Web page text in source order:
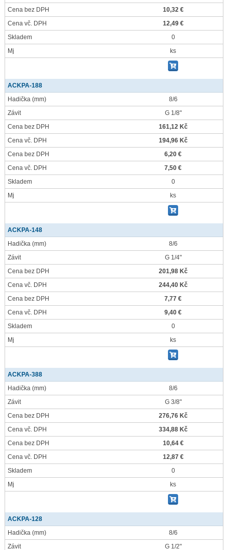
Cena bez DPH
10,32 €
Cena vč. DPH
12,49 €
Skladem
0
Mj
ks
ACKPA-188
Hadička (mm)
8/6
Závit
G 1/8"
Cena bez DPH
161,12 Kč
Cena vč. DPH
194,96 Kč
Cena bez DPH
6,20 €
Cena vč. DPH
7,50 €
Skladem
0
Mj
ks
ACKPA-148
Hadička (mm)
8/6
Závit
G 1/4"
Cena bez DPH
201,98 Kč
Cena vč. DPH
244,40 Kč
Cena bez DPH
7,77 €
Cena vč. DPH
9,40 €
Skladem
0
Mj
ks
ACKPA-388
Hadička (mm)
8/6
Závit
G 3/8"
Cena bez DPH
276,76 Kč
Cena vč. DPH
334,88 Kč
Cena bez DPH
10,64 €
Cena vč. DPH
12,87 €
Skladem
0
Mj
ks
ACKPA-128
Hadička (mm)
8/6
Závit
G 1/2"